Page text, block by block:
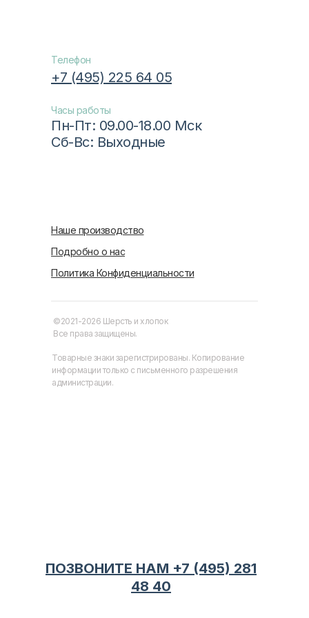
Телефон
+7 (495) 225 64 05
Часы работы
Пн-Пт: 09.00-18.00 Мск
Сб-Вс: Выходные
Наше производство
Подробно о нас
Политика Конфиденциальности
©2021-2026 Шерсть и хлопок
Все права защищены.
Товарные знаки зарегистрированы. Копирование
информации только с письменного разрешения
администрации.
ПОЗВОНИТЕ НАМ +7 (495) 281
48 40